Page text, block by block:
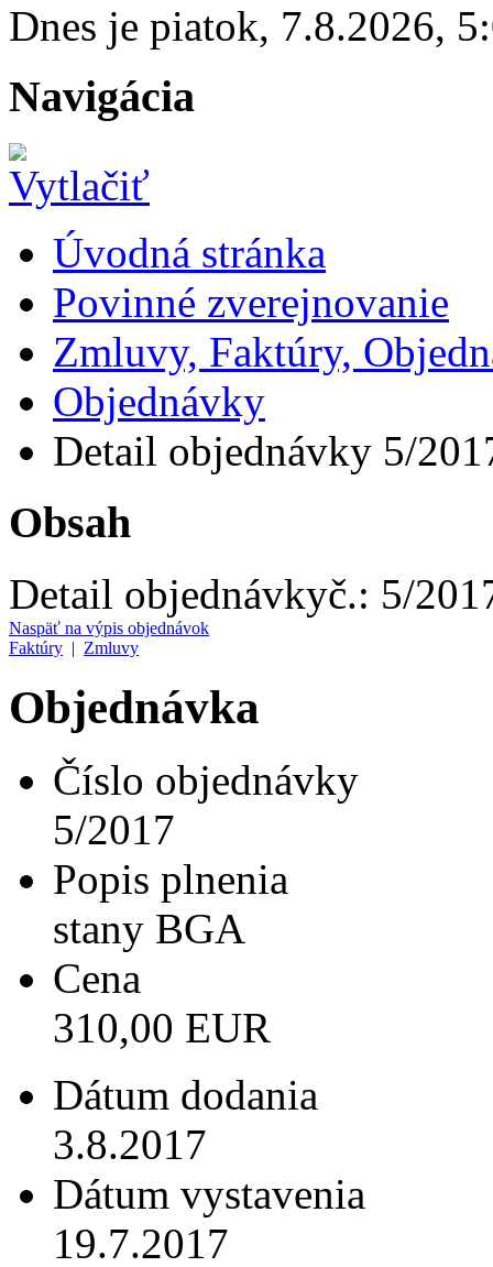
Dnes je piatok, 7.8.2026,
Navigácia
Úvodná stránka
Povinné zverejnovanie
Zmluvy, Faktúry,
Objednávky
Detail objednávky 5/
Obsah
Detail objednávkyč.: 5/
Naspäť na výpis objednávok
Faktúry | Zmluvy
Objednávka
Číslo objednávky
5/2017
Popis plnenia
stany BGA
Cena
310,00 EUR
Dátum dodania
3.8.2017
Dátum vystavenia
19.7.2017